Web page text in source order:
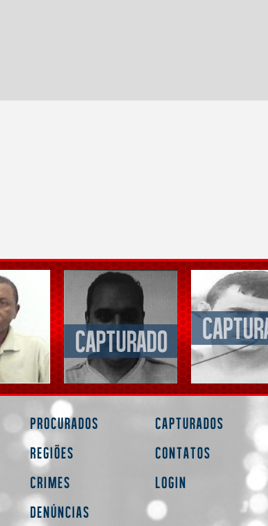
Procurados
Regiões
Crimes
Denúncias
Capturados
Contatos
Login